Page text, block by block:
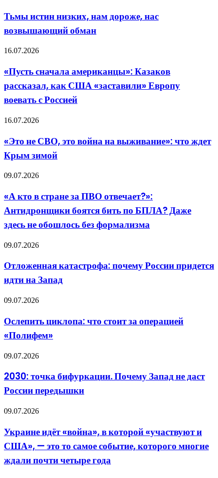
перед
ними
в
низких,
нам
дороже,
возвышающий
Тьмы истин низких, нам дороже, нас
возвышающий обман
«Пусть
американцы»:
Казаков
рассказал,
США
Европу
с
Россией
16.07.2026
«Пусть сначала американцы»: Казаков
рассказал, как США «заставили» Европу
воевать с Россией
«Это
СВО,
это
война
выживание»:
Крым
зимой
16.07.2026
«Это не СВО, это война на выживание»: что ждет
Крым зимой
«А
стране
за
отвечает?»:
боятся
по
БПЛА?
Даже
не
формализма
09.07.2026
«А кто в стране за ПВО отвечает?»:
Антидронщики боятся бить по БПЛА? Даже
здесь не обошлось без формализма
Отложенная
почему
России
придется
на
09.07.2026
Отложенная катастрофа: почему России придется
идти на Запад
Ослепить
что
стоит
за
«Полифем»
09.07.2026
Ослепить циклопа: что стоит за операцией
«Полифем»
2030:
бифуркации.
Почему
Запад
даст
09.07.2026
2030: точка бифуркации. Почему Запад не даст
России передышки
Украине
«война»,
в
которой
и
09.07.2026
Украине идёт «война», в которой «участвуют и
США», — это то самое событие, которого многие
ждали почти четыре года